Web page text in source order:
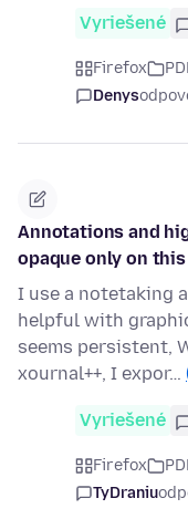
Vyriešené
Firefox
Denys
Annotations and
opaque only on
I use a notetaking
helpful with
seems persistent,
xournal++, I expor…
Vyriešené
Firefox
TyDraniu